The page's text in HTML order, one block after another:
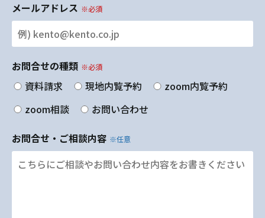
メールアドレス ※必須
お問合せの種類 ※必須
資料請求 現地内覧予約
zoom内覧予約
zoom相談
お問い合わせ
お問合せ・ご相談内容 ※任意